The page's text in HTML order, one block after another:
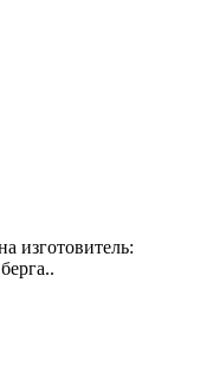
изготовитель: